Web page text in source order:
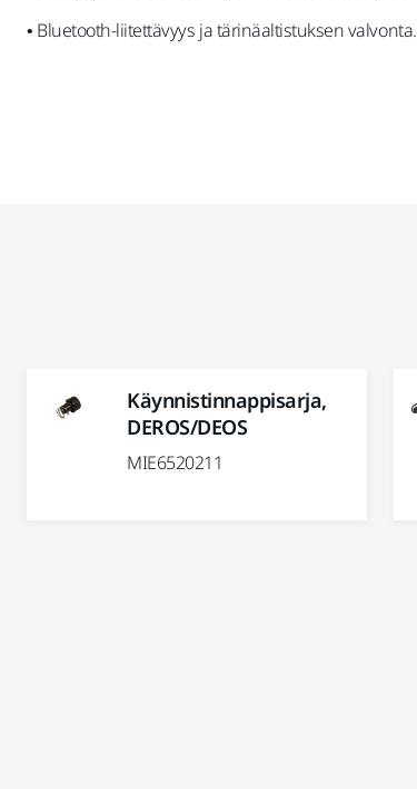
• Bluetooth-liitettävyys ja tärinäaltistuksen valvonta.
Käynnistinnappisarja,
DEROS/DEOS
MIE6520211